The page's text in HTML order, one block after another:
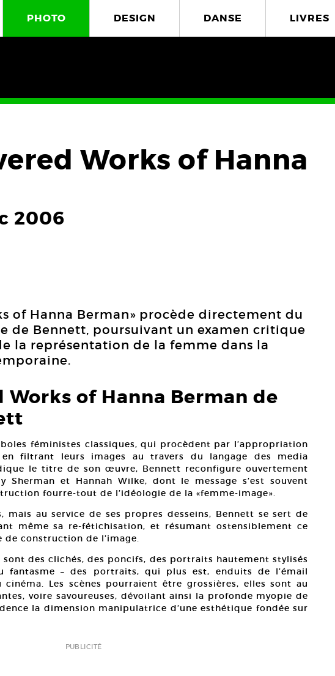
PHOTO DESIGN DANSE LIVRES
Works of Hanna
2006
of Hanna Berman» procède directement du
de Bennett, poursuivant un examen critique
la représentation de la femme dans la
Works of Hanna Berman de
féministes classiques, qui procèdent par l’appropriation
filtrant leurs images au travers du langage des media
le titre de son œuvre, Bennett reconfigure ouvertement
Sherman et Hannah Wilke, dont le message s’est souvent
fourre-tout de l’idéologie de la «femme-image».
mais au service de ses propres desseins, Bennett se sert de
même sa re-fétichisation, et résumant ostensiblement ce
construction de l’image.
des clichés, des poncifs, des portraits hautement stylisés
fantasme – des portraits, qui plus est, enduits de l’émail
Les scènes pourraient être grossières, elles sont au
voire savoureuses, dévoilant ainsi la profonde myopie de
la dimension manipulatrice d’une esthétique fondée sur
PUBLICITÉ